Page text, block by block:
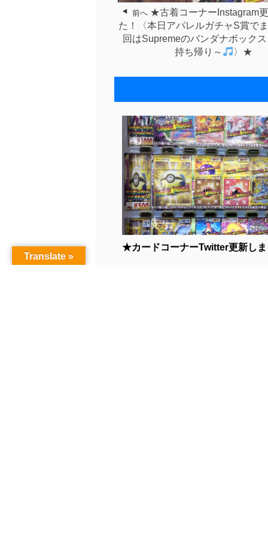
前へ ★古着コーナーInstagram
た！〈本日アパレルガチャS賞で
回はSupremeのバンダナボック
持ち帰り～
〉★
★カードコーナーTwitter更新しま
Translate »